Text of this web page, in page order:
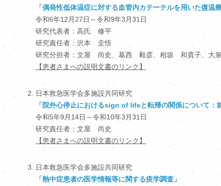
「偶発性低体温症に対する血管内カテーテルを用いた復
令和6年12月27日～令和9年3月31日
研究代表者：高氏 修平
研究責任者：沢本 圭悟
研究分担者：文屋 尚史、葛西 毅彦、相坂 和貴子、
【患者さまへの説明文書のリンク】
日本救急医学会多施設共同研究
「院外心停止におけるsign of lifeと転帰の関係について：
令和5年9月14日～令和10年3月31日
研究責任者：文屋 尚史
【患者さまへの説明文書のリンク】
日本救急医学会多施設共同研究
「熱中症患者の医学情報等に関する疫学調査」